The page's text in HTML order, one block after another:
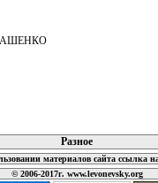
Разное
материалов сайта ссылка
© 2006-2017г. www.levonevsky.org